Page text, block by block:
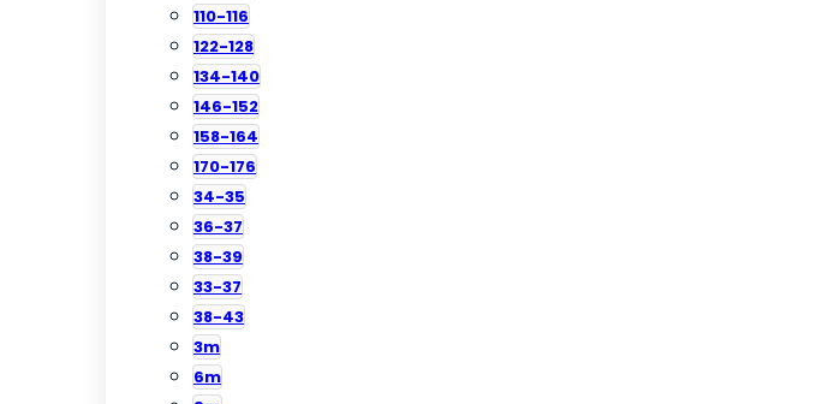
110-116
122-128
134-140
146-152
158-164
170-176
34-35
36-37
38-39
33-37
38-43
3m
6m